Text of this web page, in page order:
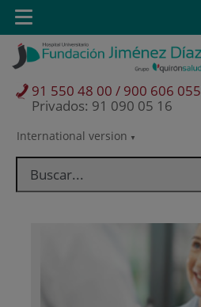
Saltar al contenido
Saltar
contenido
Selector
idioma
International version
91 550 48 00 / 900 606 055
Privados: 91 090 05 16
Toggle
navigation